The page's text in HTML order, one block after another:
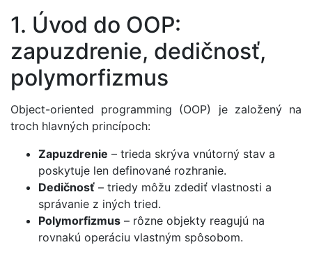
1. Úvod do OOP:
zapuzdrenie, dedičnosť,
polymorfizmus
Object-oriented programming (OOP) je založený na
troch hlavných princípoch:
Zapuzdrenie – trieda skrýva vnútorný stav a
poskytuje len definované rozhranie.
Dedičnosť – triedy môžu zdediť vlastnosti a
správanie z iných tried.
Polymorfizmus – rôzne objekty reagujú na
rovnakú operáciu vlastným spôsobom.